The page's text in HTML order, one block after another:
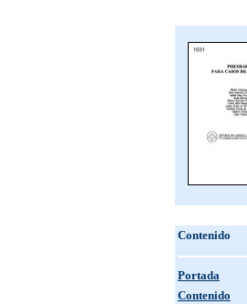
Contenido
Portada
Contenido